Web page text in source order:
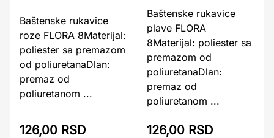
Baštenske rukavice
roze FLORA 8Materijal:
poliester sa premazom
od poliuretanaDlan:
premaz od
poliuretanom ...
126,00 RSD
Baštenske rukavice
plave FLORA
8Materijal: poliester sa
premazom od
poliuretanaDlan:
premaz od
poliuretanom ...
126,00 RSD